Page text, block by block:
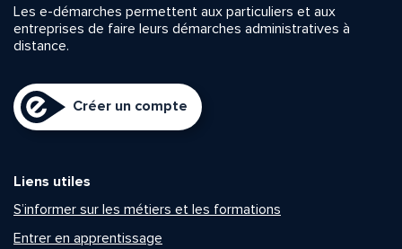
Les e-démarches permettent aux particuliers et aux
entreprises de faire leurs démarches administratives à
distance.
Créer un compte
Liens utiles
S’informer sur les métiers et les formations
Entrer en apprentissage